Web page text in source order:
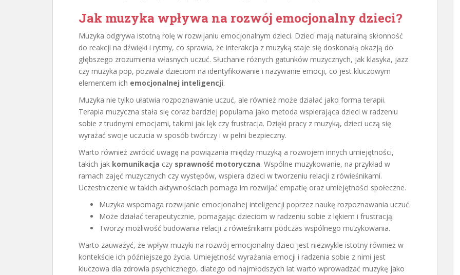
Jak muzyka wpływa na rozwój emocjonalny dzieci?
Muzyka odgrywa istotną rolę w rozwijaniu emocjonalnym dzieci. Dzieci mają naturalną skłonność
do reakcji na dźwięki i rytmy, co sprawia, że interakcja z muzyką staje się doskonałą okazją do
głębszego zrozumienia własnych uczuć. Słuchanie różnych gatunków muzycznych, jak klasyka, jazz
czy muzyka pop, pozwala dzieciom na identyfikowanie i nazywanie emocji, co jest kluczowym
elementem ich emocjonalnej inteligencji.
Muzyka nie tylko ułatwia rozpoznawanie uczuć, ale również może działać jako forma terapii.
Terapia muzyczna stała się coraz bardziej popularna jako metoda wspierająca dzieci w radzeniu
sobie z trudnymi emocjami, takimi jak lęk czy frustracja. Dzięki pracy z muzyką, dzieci uczą się
wyrażać swoje uczucia w sposób twórczy i w pełni bezpieczny.
Warto również zwrócić uwagę na powiązania między muzyką a rozwojem innych umiejętności,
takich jak komunikacja czy sprawność motoryczna. Wspólne muzykowanie, na przykład w
ramach zajęć muzycznych czy występów, wspiera dzieci w tworzeniu relacji z rówieśnikami.
Uczestniczenie w takich aktywnościach pomaga im rozwijać empatię oraz umiejętności społeczne.
Muzyka wspomaga rozwijanie emocjonalnej inteligencji poprzez naukę rozpoznawania uczuć.
Może działać terapeutycznie, pomagając dzieciom w radzeniu sobie z lękiem i frustracją.
Tworzy możliwość budowania relacji z rówieśnikami podczas wspólnego muzykowania.
Warto zauważyć, że wpływ muzyki na rozwój emocjonalny dzieci jest niezwykle istotny również w
kontekście ich późniejszego życia. Umiejętność wyrażania emocji i radzenia sobie z nimi jest
kluczowa dla zdrowia psychicznego, dlatego od najmłodszych lat warto wprowadzać muzykę jako